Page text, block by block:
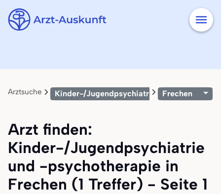
Arztsuche Kinder-/Jugendpsychiatrie und -Frechen
Arzt finden:
Kinder-/Jugendpsychiatrie
und -psychotherapie in
Frechen (1 Treffer) - Seite 1